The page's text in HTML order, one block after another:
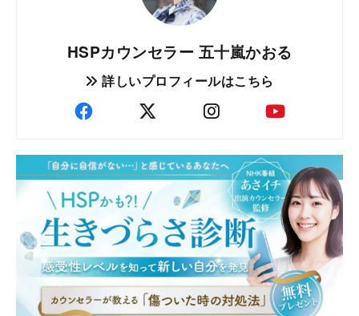
HSPカウンセラー 五十嵐かおる
詳しいプロフィールはこちら